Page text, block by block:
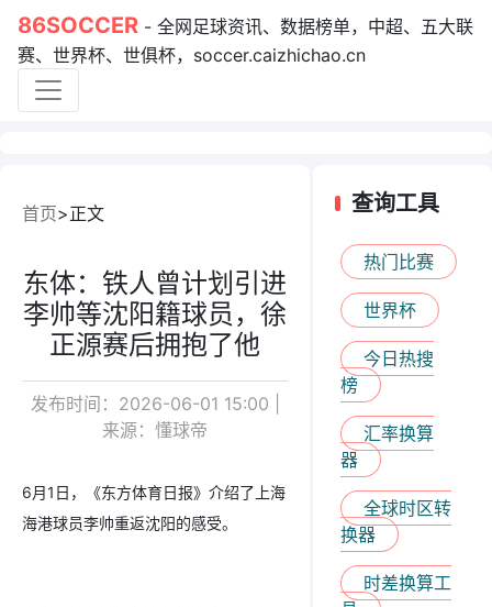
86SOCCER - 全网足球资讯、数据榜单，中超、五大联
赛、世界杯、世俱杯，soccer.caizhichao.cn
首页 正文
东体：铁人曾计划引进
李帅等沈阳籍球员，徐
正源赛后拥抱了他
发布时间：2026-06-01 15:00 |
来源：懂球帝
6月1日，《东方体育日报》介绍了上海
海港球员李帅重返沈阳的感受。
查询工具
热门比赛
世界杯
今日热搜
榜
汇率换算
器
全球时区转
换器
时差换算工